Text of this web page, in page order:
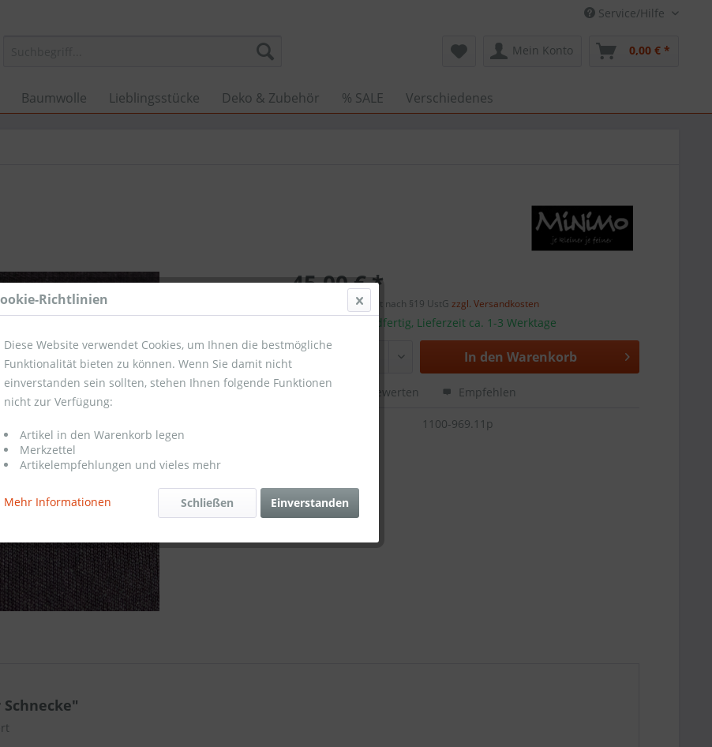
Service/Hilfe
Mein Konto 0,00 € *
Baumwolle Lieblingsstücke Deko & Zubehör % SALE Verschiedenes
45,00 € *
Umsatzsteuerbefreit nach §19 UstGzzgl. Versandkosten
Sofort versandfertig, Lieferzeit ca. 1-3 Werktage
In den Warenkorb
Merken Bewerten Empfehlen
1100-969.11p
Richtlinien
Diese Website verwendet Cookies, um Ihnen die bestmögliche
Funktionalität bieten zu können. Wenn Sie damit nicht
einverstanden sein sollten, stehen Ihnen folgende Funktionen
nicht zur Verfügung:
Artikel in den Warenkorb legen
Merkzettel
Artikelempfehlungen und vieles mehr
Mehr Informationen Einverstanden
Schließen